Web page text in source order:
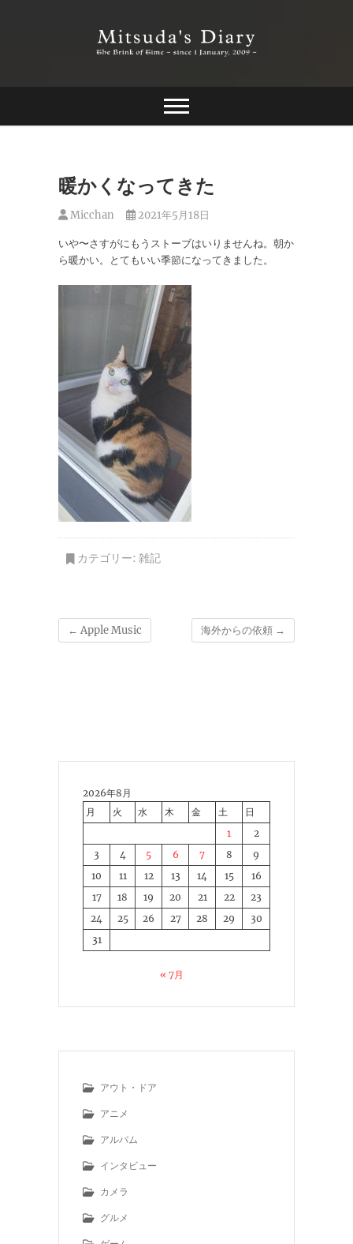
Mitsuda's Diary
暖かくなってきた
Micchan 2021年5月18日
いや〜さすがにもうストーブはいりませんね。朝か
ら暖かい。とてもいい季節になってきました。
カテゴリー: 雑記
← Apple Music 海外からの依頼 →
2026年8月
月
火 水 木 金 土
日
1
2
3
4 5 6 7 8
9
10
11 12 13 14 15
16
17
18 19 20 21 22
23
24
25 26 27 28 29
30
31
« 7月
アウト・ドア
アニメ
アルバム
インタビュー
カメラ
グルメ